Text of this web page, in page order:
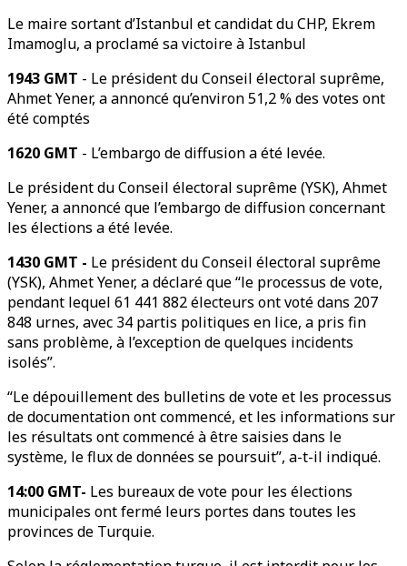
Le maire sortant d’Istanbul et candidat du CHP, Ekrem
Imamoglu, a proclamé sa victoire à Istanbul
1943 GMT - Le président du Conseil électoral suprême,
Ahmet Yener, a annoncé qu’environ 51,2 % des votes ont
été comptés
1620 GMT - L’embargo de diffusion a été levée.
Le président du Conseil électoral suprême (YSK), Ahmet
Yener, a annoncé que l’embargo de diffusion concernant
les élections a été levée.
1430 GMT - Le président du Conseil électoral suprême
(YSK), Ahmet Yener, a déclaré que “le processus de vote,
pendant lequel 61 441 882 électeurs ont voté dans 207
848 urnes, avec 34 partis politiques en lice, a pris fin
sans problème, à l’exception de quelques incidents
isolés”.
“Le dépouillement des bulletins de vote et les processus
de documentation ont commencé, et les informations sur
les résultats ont commencé à être saisies dans le
système, le flux de données se poursuit”, a-t-il indiqué.
14:00 GMT- Les bureaux de vote pour les élections
municipales ont fermé leurs portes dans toutes les
provinces de Turquie.